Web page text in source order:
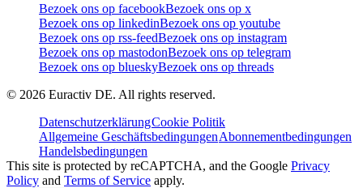
Bezoek ons op facebookBezoek ons op x
Bezoek ons op linkedinBezoek ons op youtube
Bezoek ons op rss-feedBezoek ons op instagram
Bezoek ons op mastodonBezoek ons op telegram
Bezoek ons op blueskyBezoek ons op threads
© 2026 Euractiv DE. All rights reserved.
DatenschutzerklärungCookie Politik
Allgemeine GeschäftsbedingungenAbonnementbedingungen
Handelsbedingungen
This site is protected by reCAPTCHA, and the Google Privacy
Policy and Terms of Service apply.